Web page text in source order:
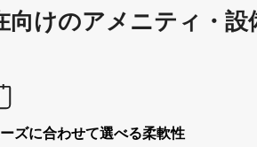
向け⁠のア⁠メ⁠ニ⁠テ⁠ィ⁠・設⁠
ズに合わせて選べる柔軟性